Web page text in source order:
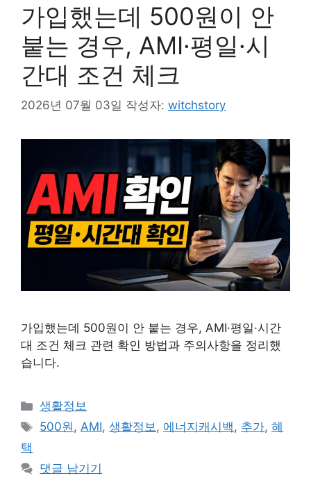
가입했는데 500원이 안
붙는 경우, AMI·평일·시
간대 조건 체크
2026년 07월 03일 작성자: witchstory
가입했는데 500원이 안 붙는 경우, AMI·평일·시간
대 조건 체크 관련 확인 방법과 주의사항을 정리했
습니다.
카
테
생활정보
태
500원,AMI,생활정보, 에너지캐시백, 추가,혜
택
댓글 남기기